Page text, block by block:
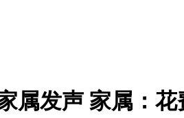
属发声 家属：花